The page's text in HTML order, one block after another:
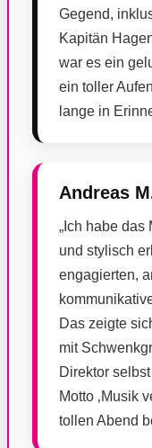
Gegend,
Kapitän
war es ein
ein toller
lange in
Andreas
„Ich habe das
und stylisch
engagierten,
Das zeigte
mit
Direktor
Motto ‚Musik
tollen Abend